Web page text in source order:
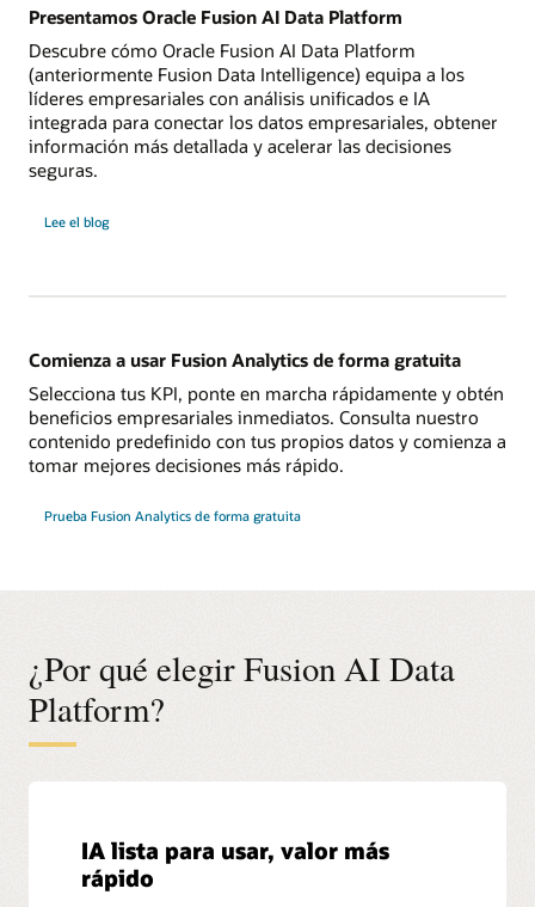
Presentamos Oracle Fusion AI Data Platform
Descubre cómo Oracle Fusion AI Data Platform
(anteriormente Fusion Data Intelligence) equipa a los
líderes empresariales con análisis unificados e IA
integrada para conectar los datos empresariales, obtener
información más detallada y acelerar las decisiones
seguras.
Lee el blog
Fusion
Comienza a usar Fusion Analytics de forma gratuita
Selecciona tus KPI, ponte en marcha rápidamente y obtén
beneficios empresariales inmediatos. Consulta nuestro
contenido predefinido con tus propios datos y comienza a
tomar mejores decisiones más rápido.
Prueba Fusion Analytics de forma gratuita
¿Por qué elegir Fusion AI Data
Platform?
IA lista para usar, valor más
rápido